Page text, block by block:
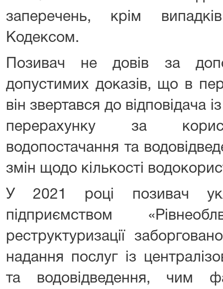
заперечень, крім
Кодексом.
Позивач не довів за
допустимих доказів, що в
він звертався до відповідача
перерахунку за
водопостачання та
змін щодо кількості
У 2021 році позивач
підприємством
реструктуризації
надання послуг із
та водовідведення, чим